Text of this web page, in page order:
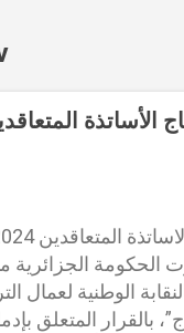
الأساتذة
الحكومة الجزائرية
الوطنية لعمال
بالقرار المتعلق